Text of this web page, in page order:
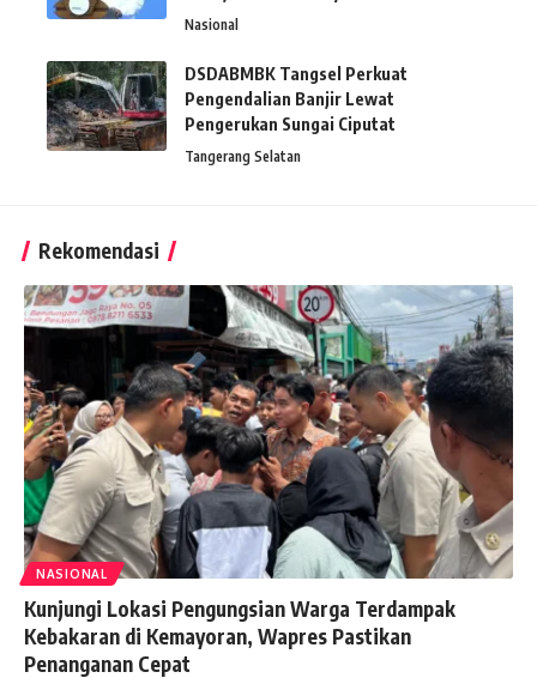
Nasional
DSDABMBK Tangsel Perkuat
Pengendalian Banjir Lewat
Pengerukan Sungai Ciputat
Tangerang Selatan
Rekomendasi
NASIONAL
Kunjungi Lokasi Pengungsian Warga Terdampak
Kebakaran di Kemayoran, Wapres Pastikan
Penanganan Cepat